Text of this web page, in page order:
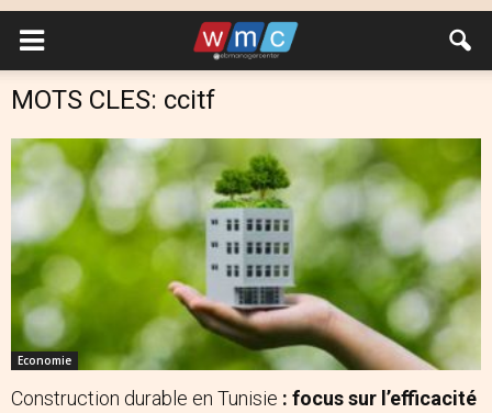
MOTS CLES: ccitf
Economie
Construction durable en Tunisie : focus sur l’efficacité